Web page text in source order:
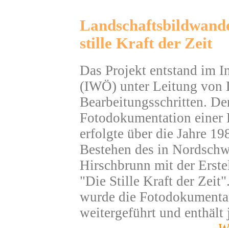
stille Kraft der Zeit
Das Projekt entstand im
(IWÖ) unter Leitung von
Bearbeitungsschritten.
Fotodokumentation
erfolgte über die Jahre
Bestehen des in
Hirschbrunn mit der
"Die Stille Kraft der
wurde die
weitergeführt und